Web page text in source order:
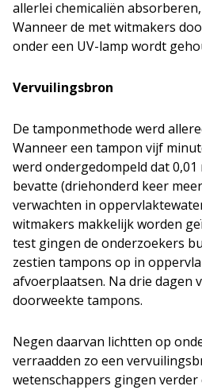
allerlei chemicaliën
Wanneer de met witmakers
onder een UV-lamp wordt
Vervuilingsbron
De tamponmethode werd
Wanneer een tampon vijf
werd ondergedompeld dat
bevatte (driehonderd keer
verwachten in
witmakers makkelijk worden
test gingen de onderzoekers
zestien tampons op in
afvoerplaatsen. Na drie dagen
doorweekte tampons.
Negen daarvan lichtten op
verraadden zo een
wetenschappers gingen